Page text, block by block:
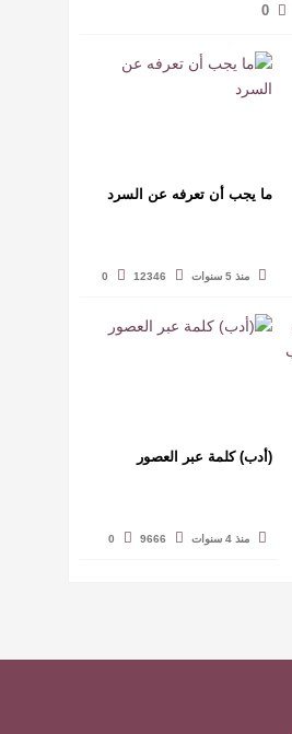
0
ما يجب أن تعرفه عن السرد
منذ 5 سنوات 12346
0
(أدب) كلمة عبر العصور
منذ 4 سنوات 9666
0